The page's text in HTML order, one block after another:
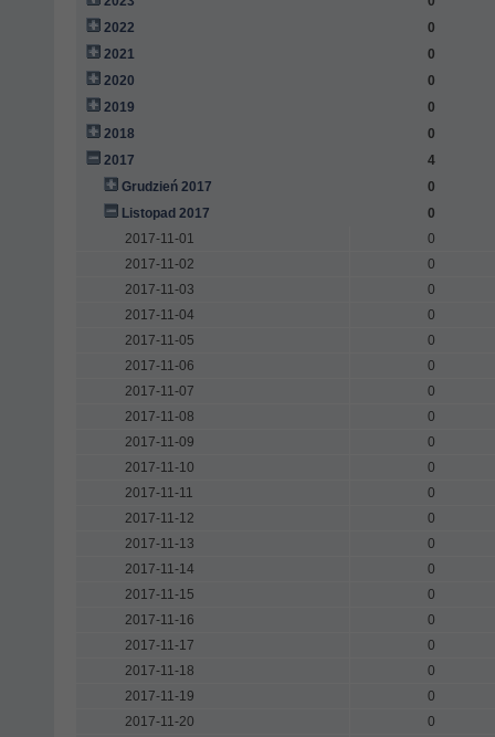
2022
0
2021
0
2020
0
2019
0
2018
0
2017
4
Grudzień 2017
0
Listopad 2017
0
2017-11-01
0
2017-11-02
0
2017-11-03
0
2017-11-04
0
2017-11-05
0
2017-11-06
0
2017-11-07
0
2017-11-08
0
2017-11-09
0
2017-11-10
0
2017-11-11
0
2017-11-12
0
2017-11-13
0
2017-11-14
0
2017-11-15
0
2017-11-16
0
2017-11-17
0
2017-11-18
0
2017-11-19
0
2017-11-20
0